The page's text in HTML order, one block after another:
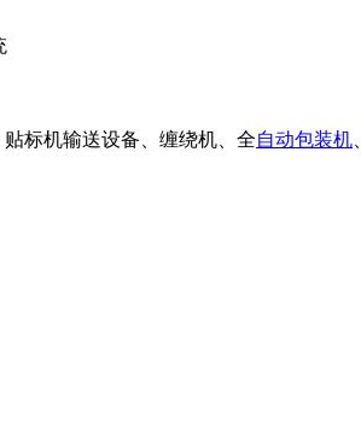
标机输送设备、缠绕机、全自动包装机